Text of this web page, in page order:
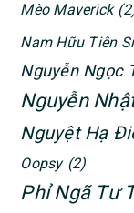
Mèo Maverick
Nam Hữu Tiên
Nguyễn Ngọc
Nguyễn
Nguyệt Hạ
Oopsy (2)
Phỉ Ngã Tư